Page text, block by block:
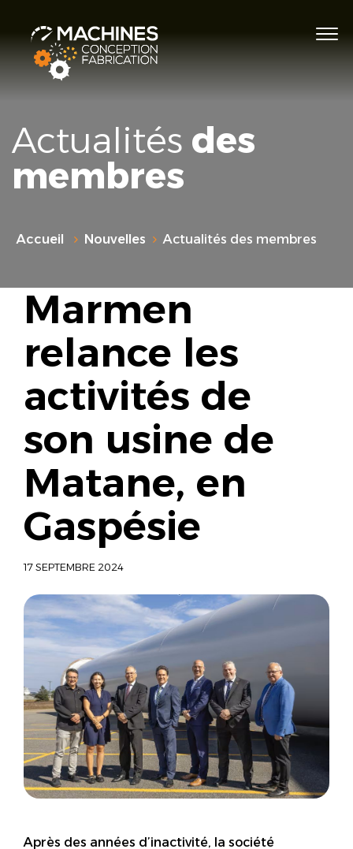
Actualités des
membres
Accueil Nouvelles Actualités des membres
Marmen
relance les
activités de
son usine de
Matane, en
Gaspésie
17 SEPTEMBRE 2024
Après des années d’inactivité, la société